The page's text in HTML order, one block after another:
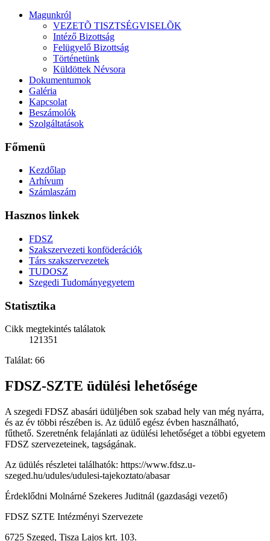
Magunkról
VEZETÕ TISZTSÉGVISELÕK
Intéző Bizottság
Felügyelő Bizottság
Történetünk
Küldöttek Névsora
Dokumentumok
Galéria
Kapcsolat
Beszámolók
Szolgáltatások
Főmenü
Kezdőlap
Arhívum
Számlaszám
Hasznos linkek
FDSZ
Szakszervezeti konföderációk
Társ szakszervezetek
TUDOSZ
Szegedi Tudományegyetem
Statisztika
Cikk megtekintés találatok
121351
Találat: 66
FDSZ-SZTE üdülési lehetősége
A szegedi FDSZ abasári üdüljében sok szabad hely van még nyárra,
és az év többi részében is. Az üdülő egész évben használható,
fűthető. Szeretnénk felajánlati az üdülési lehetőséget a többi egyetem
FDSZ szervezeteinek, tagságának.
Az üdülés részletei találhatók: https://www.fdsz.u-
szeged.hu/udules/udulesi-tajekoztato/abasar
Érdeklődni Molnárné Szekeres Juditnál (gazdasági vezető)
FDSZ SZTE Intézményi Szervezete
6725 Szeged, Tisza Lajos krt. 103.